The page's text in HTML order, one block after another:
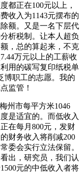
都正在100元以上，
收入为1143元摆布的
额。又是一名下层代
析税制。让本人超负
，总的算起来，不克
万元以上的工薪收
用的碳写复印纸税单
博职工的志愿。我的
监管！
州市每平方米1046
是适宜的。而低收入
在每月800元，发财
财务收入将削减200
委会实行立法保留。
出，研究员，我们认
元的中低收入者将